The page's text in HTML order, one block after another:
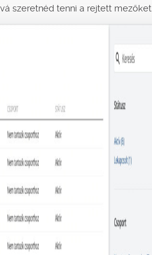
szeretnéd tenni a rejtett mezőket.